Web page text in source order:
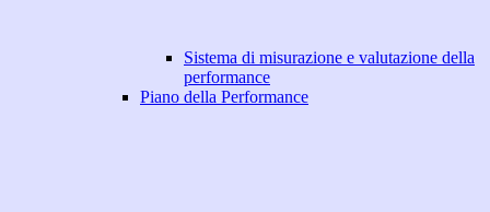
Sistema di misurazione e valutazione della
performance
Piano della Performance